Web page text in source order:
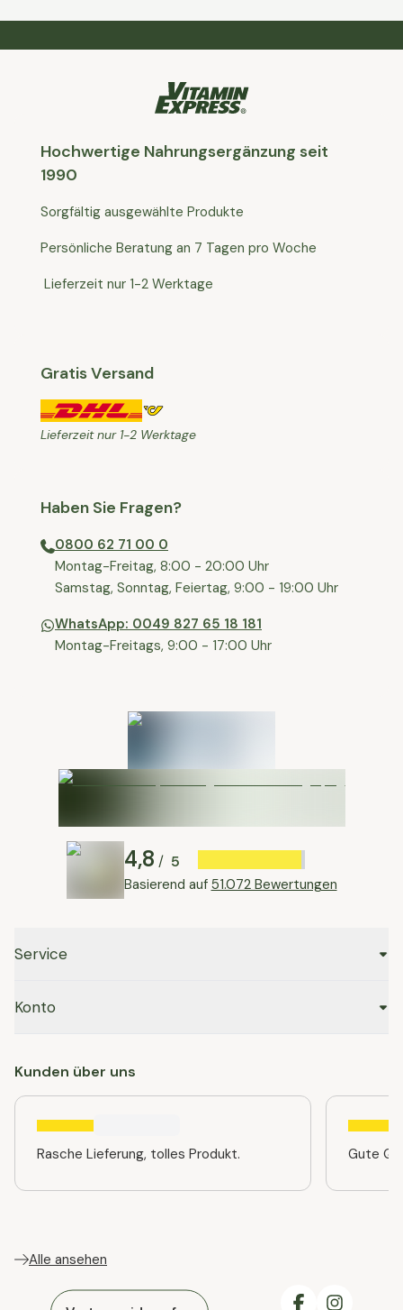
Hochwertige Nahrungsergänzung seit
1990
Sorgfältig ausgewählte Produkte
Persönliche Beratung an 7 Tagen pro Woche
Lieferzeit nur 1-2 Werktage
Gratis Versand
Lieferzeit nur 1-2 Werktage
Haben Sie Fragen?
0800 62 71 00 0
⁠⁠Montag-Freitag, 8:00 - 20:00 Uhr
⁠Samstag, Sonntag, Feiertag, 9:00 - 19:00 Uhr
WhatsApp: 0049 827 65 18 181
Montag-Freitags, 9:00 - 17:00 Uhr
4,8 / 5
Basierend auf 51.072 Bewertungen
Service
Konto
Kunden über uns
Rasche Lieferung, tolles Produkt. Gute
Alle ansehen